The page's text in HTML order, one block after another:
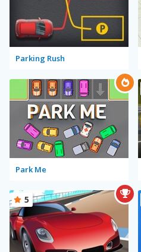
Parking Rush
Park Me
5